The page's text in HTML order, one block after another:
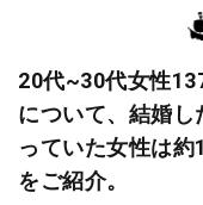
20代~30代女性
について、結婚
っていた女性は
をご紹介。